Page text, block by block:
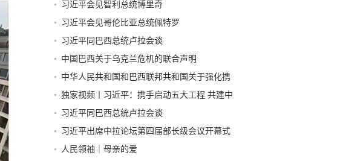
习近平会见智利总统博里奇
习近平会见哥伦比亚总统佩特罗
习近平同巴西总统卢拉会谈
中国巴西关于乌克兰危机的联合声明
中华人民共和国和巴西联邦共和国关于强化携
手构建更公正世界和更可持续星球的中巴命运共
同体，共同维护多边主义的联合声明
独家视频丨习近平：携手启动五大工程 共建中
拉命运共同体
习近平同巴西总统卢拉会谈
习近平出席中拉论坛第四届部长级会议开幕式
并发表主旨讲话
人民领袖｜母亲的爱